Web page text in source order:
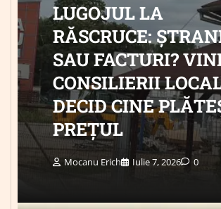
LUGOJUL LA
RĂSCRUCE:
SAU FACTURI?
CONSILIERII
DECID CINE
PREȚUL
Mocanu Erich Iulie 7, 2026 0